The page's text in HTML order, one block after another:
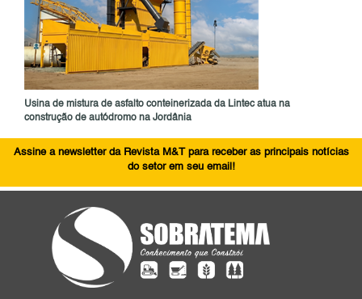
Usina de mistura de asfalto conteinerizada da Lintec atua na
construção de autódromo na Jordânia
Assine a newsletter da Revista M&T para receber as principais notícias
do setor em seu email!